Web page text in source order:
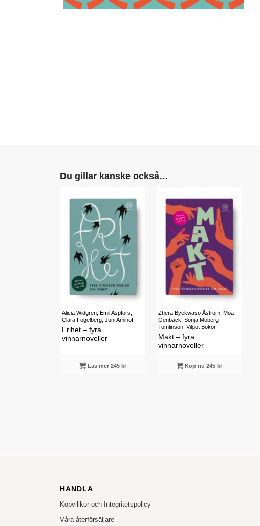
Du gillar kanske också…
Alicia Widgren, Emil Aspfors,
Clara Fogelberg, Juni Aminoff
Frihet – fyra
vinnarnoveller
Läs mer 245 kr
Zhera Byekwaso Åström, Moa
Genbäck, Sonja Moberg
Tomlinson, Vilgot Bokor
Makt – fyra
vinnarnoveller
Köp nu 245 kr
HANDLA
Köpvillkor och Integritetspolicy
Våra återförsäljare